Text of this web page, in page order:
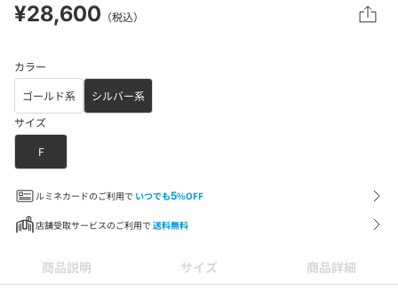
¥28,600 （税込）
カラー
ゴールド系
シルバー系
サイズ
F
ルミネカードのご利用で いつでも5%OFF
店舗受取サービスのご利用で 送料無料
商品説明 サイズ 商品詳細